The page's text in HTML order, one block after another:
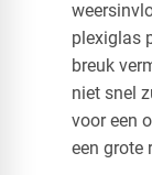
plexiglas
breuk
niet snel
voor een
een grote